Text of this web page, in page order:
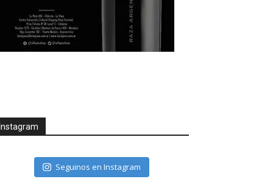
Instagram
Seguinos en Instagram